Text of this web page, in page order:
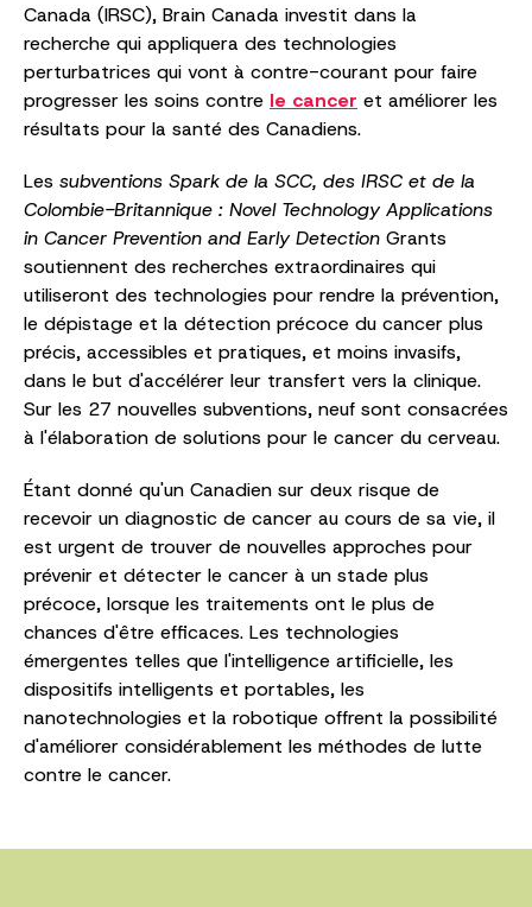
Canada (IRSC), Brain Canada investit dans la
recherche qui appliquera des technologies
perturbatrices qui vont à contre-courant pour faire
progresser les soins contre le cancer et améliorer les
résultats pour la santé des Canadiens.
Les subventions Spark de la SCC, des IRSC et de la
Colombie-Britannique : Novel Technology Applications
in Cancer Prevention and Early Detection Grants
soutiennent des recherches extraordinaires qui
utiliseront des technologies pour rendre la prévention,
le dépistage et la détection précoce du cancer plus
précis, accessibles et pratiques, et moins invasifs,
dans le but d'accélérer leur transfert vers la clinique.
Sur les 27 nouvelles subventions, neuf sont consacrées
à l'élaboration de solutions pour le cancer du cerveau.
Étant donné qu'un Canadien sur deux risque de
recevoir un diagnostic de cancer au cours de sa vie, il
est urgent de trouver de nouvelles approches pour
prévenir et détecter le cancer à un stade plus
précoce, lorsque les traitements ont le plus de
chances d'être efficaces. Les technologies
émergentes telles que l'intelligence artificielle, les
dispositifs intelligents et portables, les
nanotechnologies et la robotique offrent la possibilité
d'améliorer considérablement les méthodes de lutte
contre le cancer.